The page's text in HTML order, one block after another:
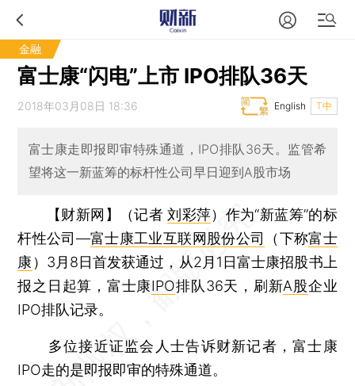
金融
富士康“闪电”上市 IPO排队36天
2018年03月08日 18:36 T中
English
富士康走即报即审特殊通道，IPO排队36天。监管希
望将这一新蓝筹的标杆性公司早日迎到A股市场
【财新网】（记者刘彩萍） 作为“新蓝筹”的标
杆性公司—富士康工业互联网股份公司 （下称富士
康）3月8日首发获通过，从2月1日富士康招股书上
报之日起算，富士康IPO排队36天，刷新A股企业
IPO排队记录。
多位接近证监会人士告诉财新记者，富士康
IPO走的是即报即审的特殊通道。